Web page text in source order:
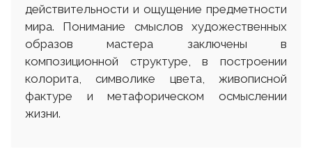
действительности и ощущение предметности
мира. Понимание смыслов художественных
образов мастера заключены в
композиционной структуре, в построении
колорита, символике цвета, живописной
фактуре и метафорическом осмыслении
жизни.